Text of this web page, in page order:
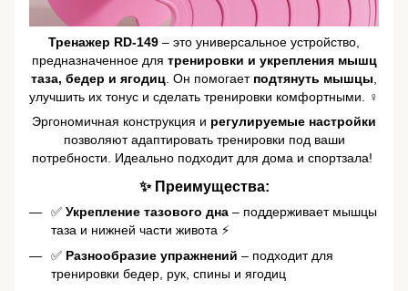
Тренажер RD-149 – это универсальное устройство,
предназначенное для тренировки и укрепления мышц
таза, бедер и ягодиц . Он помогает подтянуть мышцы
улучшить их тонус и сделать тренировки комфортными. ️♀️
Эргономичная конструкция и регулируемые настройки
позволяют адаптировать тренировки под ваши
потребности. Идеально подходит для дома и спортзала! ️
✨ Преимущества:
✅ Укрепление тазового дна – поддерживает мышцы
таза и нижней части живота ⚡
✅ Разнообразие упражнений – подходит для
тренировки бедер, рук, спины и ягодиц